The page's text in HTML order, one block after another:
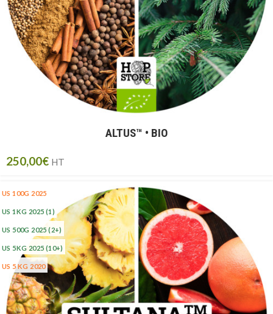
ALTUS™ • BIO
250,00€ HT
US 100G 2025
US 1KG 2025 (1)
US 500G 2025(2+)
US 5KG 2025 (10+)
US 5 KG 2020